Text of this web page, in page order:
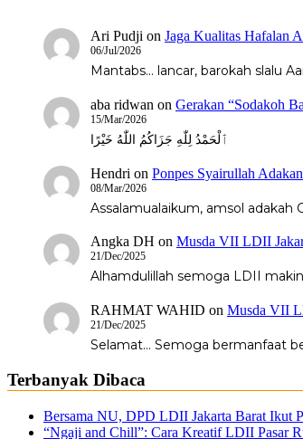
Ari Pudji on Jaga Kualitas Hafalan
06/Jul/2026
Mantabs... lancar, barokah slalu
aba ridwan on Gerakan “Sodakoh
15/Mar/2026
ٱلْحَمْدُ لِلّٰهِ جَزَاكُمُ اللّٰهُ خَيْرًا
Hendri on Ponpes Syairullah
08/Mar/2026
Assalamualaikum, amsol
Angka DH on Musda VII LDII
21/Dec/2025
Alhamdulillah semoga LDII
RAHMAT WAHID on Musda VII
21/Dec/2025
Selamat... Semoga bermanfaat
Terbanyak Dibaca
Bersama NU, DPD LDII Jakarta Barat Ikut
“Ngaji and Chill”: Cara Kreatif LDII Pasar